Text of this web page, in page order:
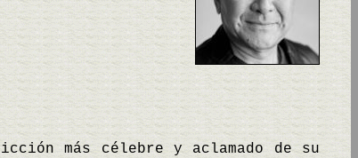
más célebre y aclamado de su